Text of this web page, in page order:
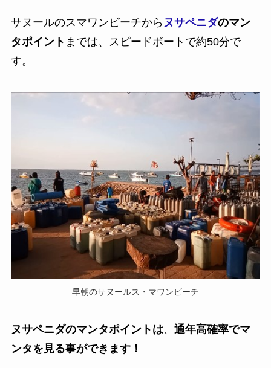
サヌールのスマワンビーチから ヌサペニダのマン
タポイント までは、スピードボートで約50分で
す。
早朝のサヌールス・マワンビーチ
ヌサペニダのマンタポイントは、 通年高確率でマ
ンタを見る事ができます！